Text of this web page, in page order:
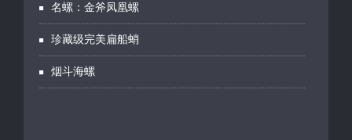
名螺：金斧凤凰螺
珍藏级完美扁船蛸
烟斗海螺